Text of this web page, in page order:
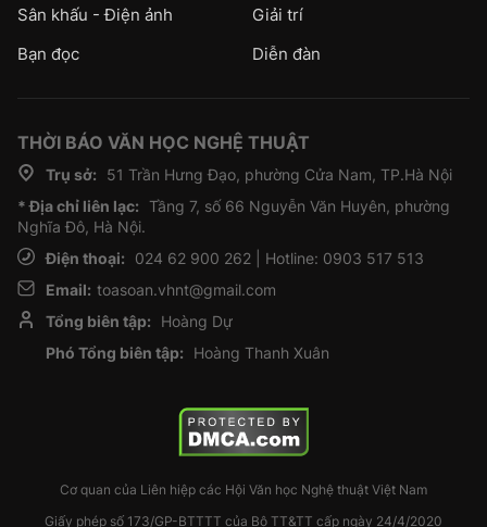
Sân khấu - Điện ảnh
Giải trí
Bạn đọc
Diễn đàn
THỜI BÁO VĂN HỌC NGHỆ THUẬT
Trụ sở:
51 Trần Hưng Đạo, phường Cửa Nam, TP.Hà Nội
* Địa chỉ liên lạc: Tầng 7, số 66 Nguyễn Văn Huyên, phường
Nghĩa Đô, Hà Nội.
Điện thoại:
024 62 900 262 | Hotline: 0903 517 513
Email: toasoan.vhnt@gmail.com
Tổng biên tập:
Hoàng Dự
Phó Tổng biên tập:
Hoàng Thanh Xuân
Cơ quan của Liên hiệp các Hội Văn học Nghệ thuật Việt Nam
Giấy phép số 173/GP-BTTTT của Bộ TT&TT cấp ngày 24/4/2020